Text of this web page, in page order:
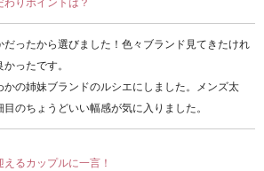
だったから選びました！色々ブランド見てきたけれ
ったです。
かの姉妹ブランドのルシエにしました。メンズ太
のちょうどいい幅感が気に入りました。
るカップルに一言！